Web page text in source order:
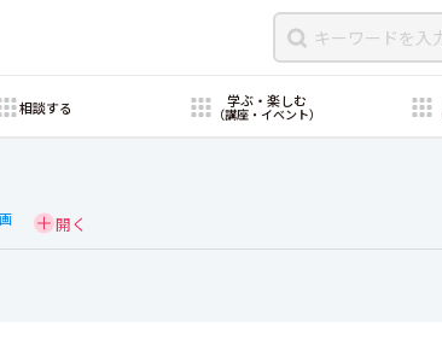
相談する 学ぶ・楽しむ
（講座・イベント）